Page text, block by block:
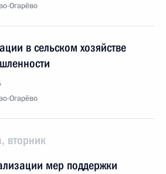
Огарёво
в сельском хозяйстве
Огарёво
вторник
мер поддержки